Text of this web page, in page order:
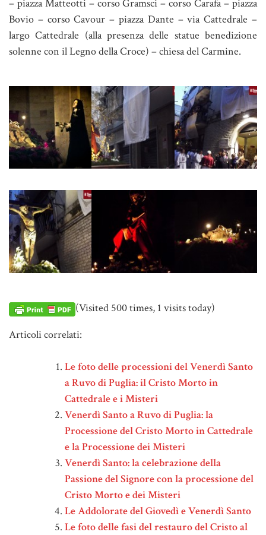
– piazza Matteotti – corso Gramsci – corso Carafa – piazza
Bovio – corso Cavour – piazza Dante – via Cattedrale –
largo Cattedrale (alla presenza delle statue benedizione
solenne con il Legno della Croce) – chiesa del Carmine.
(Visited 500 times, 1 visits today)
Articoli correlati:
Le foto delle processioni del Venerdì Santo
a Ruvo di Puglia: il Cristo Morto in
Cattedrale e i Misteri
Venerdì Santo a Ruvo di Puglia: la
Processione del Cristo Morto in Cattedrale
e la Processione dei Misteri
Venerdì Santo: la celebrazione della
Passione del Signore con la processione del
Cristo Morto e dei Misteri
Le Addolorate del Giovedì e Venerdì Santo
Le foto delle fasi del restauro del Cristo al